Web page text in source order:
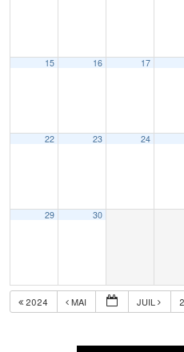
15 16 17
22 23 24
29 30
2024 MAI JUIL